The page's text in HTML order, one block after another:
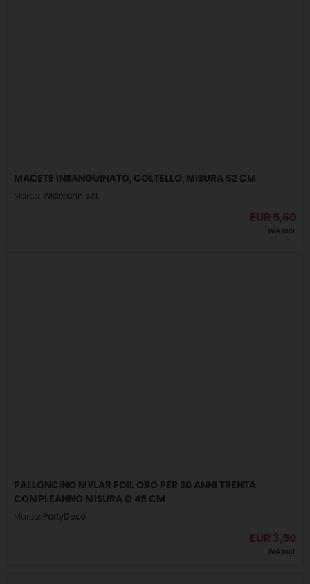
MACETE INSANGUINATO, COLTELLO, MISURA 52 CM
Marca: Widmann S.r.l.
EUR 5,60
IVA incl.
PALLONCINO MYLAR FOIL ORO PER 30 ANNI TRENTA
COMPLEANNO MISURA Ø 45 CM
Marca: PartyDeco
EUR 3,50
IVA incl.